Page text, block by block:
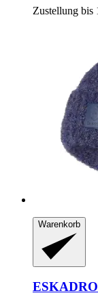
Zustellung bis
Warenkorb